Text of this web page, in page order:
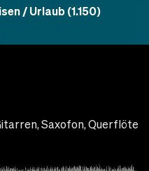
/ Urlaub (1.150)
Saxofon, Querflöte